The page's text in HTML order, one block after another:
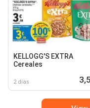
KELLOGG'S EXTRA
Cereales
2 días